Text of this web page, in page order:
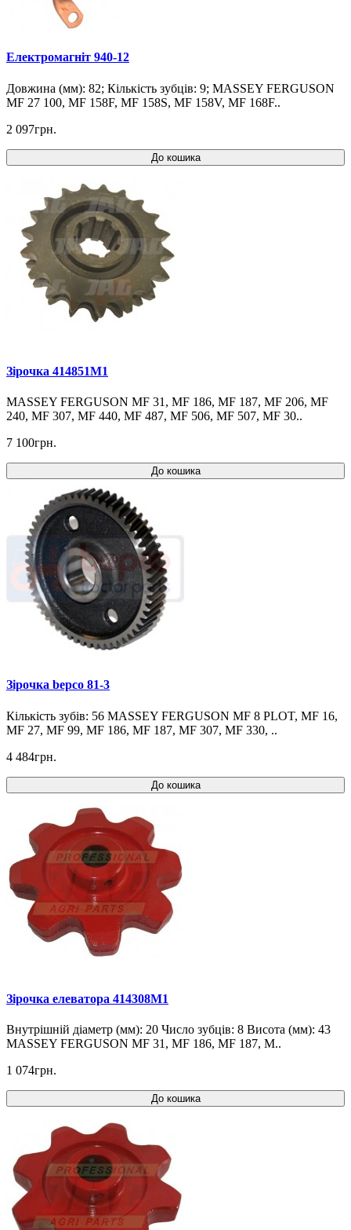
Електромагніт 940-12
Довжина (мм): 82; Кількість зубців: 9; MASSEY FERGUSON
MF 27 100, MF 158F, MF 158S, MF 158V, MF 168F..
2 097грн.
До кошика
Зірочка 414851M1
MASSEY FERGUSON MF 31, MF 186, MF 187, MF 206, MF
240, MF 307, MF 440, MF 487, MF 506, MF 507, MF 30..
7 100грн.
До кошика
Зірочка bepco 81-3
Кількість зубів: 56 MASSEY FERGUSON MF 8 PLOT, MF 16,
MF 27, MF 99, MF 186, MF 187, MF 307, MF 330, ..
4 484грн.
До кошика
Зірочка елеватора 414308M1
Внутрішній діаметр (мм): 20 Число зубців: 8 Висота (мм): 43
MASSEY FERGUSON MF 31, MF 186, MF 187, M..
1 074грн.
До кошика